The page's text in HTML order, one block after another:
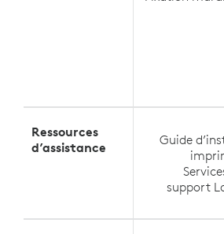
Ressources
d’assistance
Guide
support